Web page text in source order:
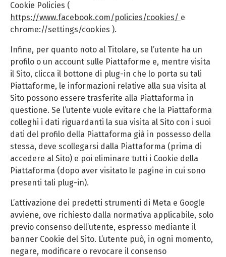
Cookie Policies (
https://www.facebook.com/policies/cookies/ e
chrome://settings/cookies ).
Infine, per quanto noto al Titolare, se l’utente ha un
profilo o un account sulle Piattaforme e, mentre visita
il Sito, clicca il bottone di plug-in che lo porta su tali
Piattaforme, le informazioni relative alla sua visita al
Sito possono essere trasferite alla Piattaforma in
questione. Se l’utente vuole evitare che la Piattaforma
colleghi i dati riguardanti la sua visita al Sito con i suoi
dati del profilo della Piattaforma già in possesso della
stessa, deve scollegarsi dalla Piattaforma (prima di
accedere al Sito) e poi eliminare tutti i Cookie della
Piattaforma (dopo aver visitato le pagine in cui sono
presenti tali plug-in).
L’attivazione dei predetti strumenti di Meta e Google
avviene, ove richiesto dalla normativa applicabile, solo
previo consenso dell’utente, espresso mediante il
banner Cookie del Sito. L’utente può, in ogni momento,
negare, modificare o revocare il consenso